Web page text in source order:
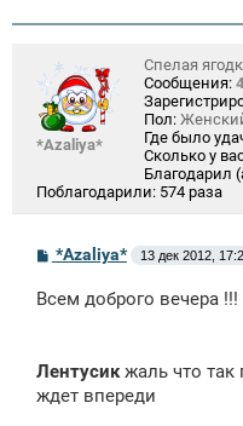
*Azaliya*
Спелая
Сообщения:
Пол:
Где было
Сколько у
Благодарил
Поблагодарили: 574 раза
С
б
и
*Azaliya* 13 дек 2012,
Всем доброго вечера !!!
Лентусикжаль что так
ждет впереди